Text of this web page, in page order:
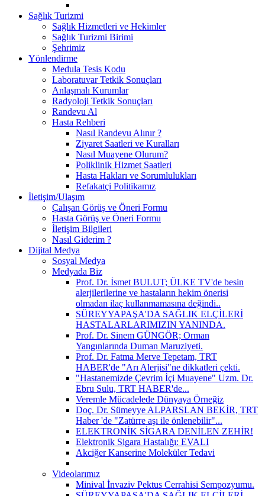
Sağlık Turizmi
Sağlık Hizmetleri ve Hekimler
Sağlık Turizmi Birimi
Şehrimiz
Yönlendirme
Medula Tesis Kodu
Laboratuvar Tetkik Sonuçları
Anlaşmalı Kurumlar
Radyoloji Tetkik Sonuçları
Randevu Al
Hasta Rehberi
Nasıl Randevu Alınır ?
Ziyaret Saatleri ve Kuralları
Nasıl Muayene Olurum?
Poliklinik Hizmet Saatleri
Hasta Hakları ve Sorumlulukları
Refakatçi Politikamız
İletişim/Ulaşım
Çalışan Görüş ve Öneri Formu
Hasta Görüş ve Öneri Formu
İletişim Bilgileri
Nasıl Giderim ?
Dijital Medya
Sosyal Medya
Medyada Biz
Prof. Dr. İsmet BULUT; ÜLKE TV'de besin
alerjilerilerine ve hastaların hekim önerisi
olmadan ilaç kullanmamasına değindi..
SÜREYYAPAŞA'DA SAĞLIK ELÇİLERİ
HASTALARLARIMIZIN YANINDA.
Prof. Dr. Sinem GÜNGÖR; Orman
Yangınlarında Duman Maruziyeti.
Prof. Dr. Fatma Merve Tepetam, TRT
HABER'de "Arı Alerjisi"ne dikkatleri çekti.
"Hastanemizde Çevrim İçi Muayene" Uzm. Dr.
Ebru Sulu, TRT HABER'de...
Veremle Mücadelede Dünyaya Örneğiz
Doç. Dr. Sümeyye ALPARSLAN BEKİR, TRT
Haber 'de "Zatürre aşı ile önlenebilir"...
ELEKTRONİK SİGARA DENİLEN ZEHİR!
Elektronik Sigara Hastalığı: EVALI
Akciğer Kanserine Moleküler Tedavi
Videolarımız
Minival İnvaziv Pektus Cerrahisi Sempozyumu.